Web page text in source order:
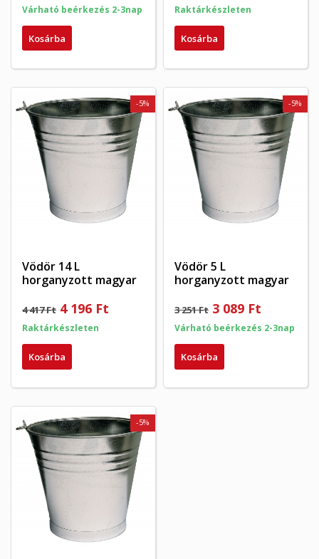
Várható beérkezés 2-3nap
Kosárba
Raktárkészleten
Kosárba
Vödör 14 L
horganyzott magyar
4 417 Ft
-5%
4 196 Ft
Raktárkészleten
Kosárba
Vödör 5 L
horganyzott magyar
3 251 Ft
-5%
3 089 Ft
Várható beérkezés 2-3nap
Kosárba
-5%
My wishlists ×
((modalTitle)) ×
((confirmMessage))
Kívánságlista létrehozása ×
Kívánságlista neve
Mégsem Kívánságlista létrehozása
Bejelentkezés ×
Be kell jelentkezned a termékek kívánságlistába történő
mentéséhez.
Bejelentkezés